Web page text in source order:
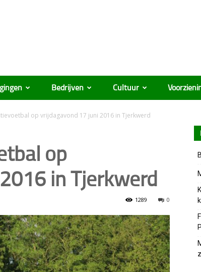
Bedrijven Cultuur
op vrijdagavond 17 juni 2016 in Tjerkwerd
op
in Tjerkwerd
0
1289